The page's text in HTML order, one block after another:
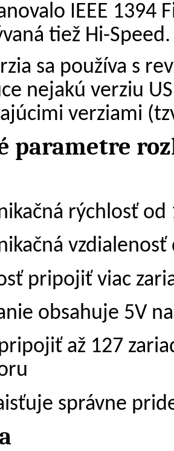
IEEE 1394
tiež Hi-Speed.
sa používa s
nejakú verziu
verziami
parametre
rýchlosť
vzdialenosť
pripojiť viac
obsahuje 5V
až 127
správne